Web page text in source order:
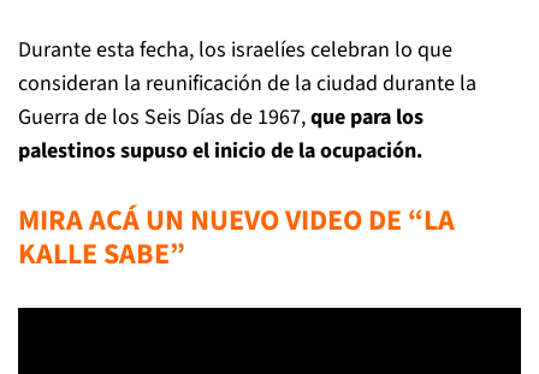
Durante esta fecha, los israelíes celebran lo que
consideran la reunificación de la ciudad durante la
Guerra de los Seis Días de 1967,que para los
palestinos supuso el inicio de la ocupación.
MIRA ACÁ UN NUEVO VIDEO DE “LA
KALLE SABE”